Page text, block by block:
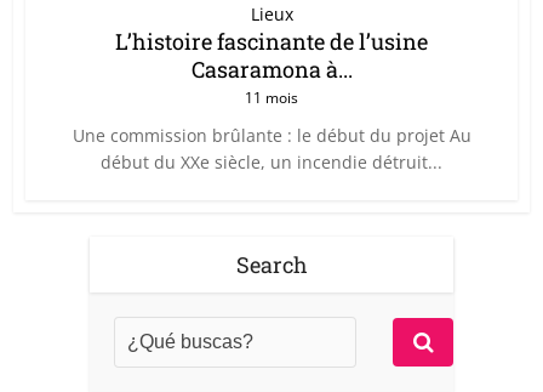
Lieux
L’histoire fascinante de l’usine
Casaramona à...
11 mois
Une commission brûlante : le début du projet Au
début du XXe siècle, un incendie détruit...
Search